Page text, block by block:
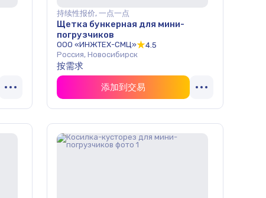
持续性报价, 一点一点
Щетка бункерная для мини-
погрузчиков
ООО «ИНЖТЕХ-СМЦ»
4.5
Россия, Новосибирск
按需求
添加到交易